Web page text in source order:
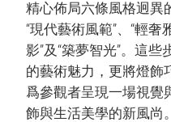
精心佈局六條風格迥異
“現代藝術風範”、“輕奢
影”及“築夢智光”。這
的藝術魅力，更將燈飾
爲參觀者呈現一場視覺
飾與生活美學的新風尚。